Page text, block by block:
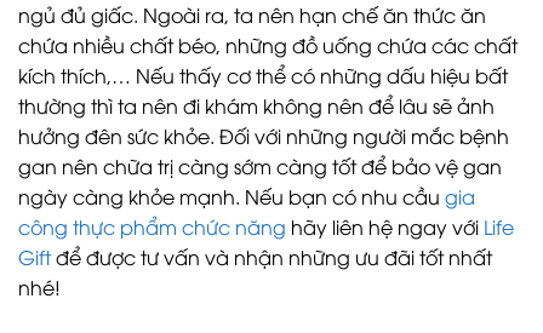
ngủ đủ giấc. Ngoài ra, ta nên hạn chế ăn thức ăn
chứa nhiều chất béo, những đồ uống chứa các chất
kích thích,… Nếu thấy cơ thể có những dấu hiệu bất
thường thì ta nên đi khám không nên để lâu sẽ ảnh
hưởng đên sức khỏe. Đối với những người mắc bệnh
gan nên chữa trị càng sớm càng tốt để bảo vệ gan
ngày càng khỏe mạnh. Nếu bạn có nhu cầu gia
công thực phẩm chức năng hãy liên hệ ngay với Life
Giftđể được tư vấn và nhận những ưu đãi tốt nhất
nhé!